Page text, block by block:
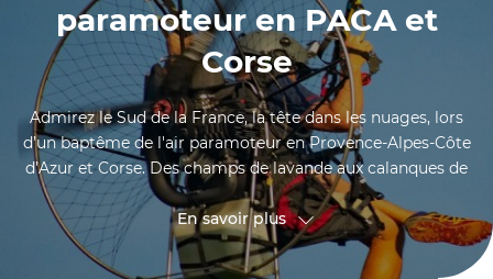
paramoteur en PACA et
Corse
Admirez le Sud de la France, la tête dans les nuages, lors
d’un baptême de l'air paramoteur en Provence-Alpes-Côte
d’Azur et Corse. Des champs de lavande aux calanques de
Piana, éprouvez une incroyable sensation de liberté lors
d’une balade aérienne en Ultra Léger Motorisé de classe 1…
Soyez prêt au décollage à Nice, Marseille, Ajaccio, Cannes
ou Bastia, et profitez de ce baptême en paramoteur pour
En savoir plus